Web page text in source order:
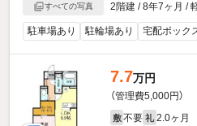
すべての写真
2階建 / 8年7ヶ月 /
駐車場あり 駐輪場あり 宅配ボック
7.7万円
（管理費5,000円）
敷 不要 礼 2.0ヶ月